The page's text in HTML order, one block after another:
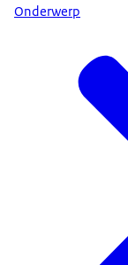
Onderwerp